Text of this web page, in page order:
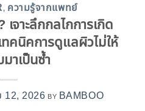
, ความรู้จากแพทย์
จาะลึกกลไกการเกิด
คนิคการดูแลผิวไม่ให้
าเป็นซ้ำ
2026 BY BAMBOO